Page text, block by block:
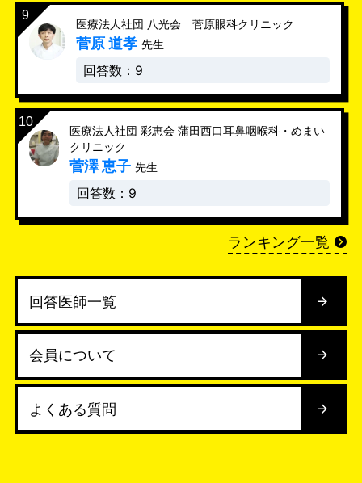
医療法人社団 八光会 菅原眼科クリニック
菅原 道孝 先生
回答数：9
医療法人社団 彩恵会 蒲田西口耳鼻咽喉科・めまい
クリニック
菅澤 恵子 先生
回答数：9
ランキング一覧
回答医師一覧
会員について
よくある質問